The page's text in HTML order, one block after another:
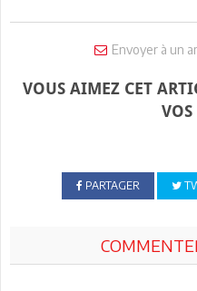
Envoyer à un
VOUS AIMEZ CET
PARTAGER